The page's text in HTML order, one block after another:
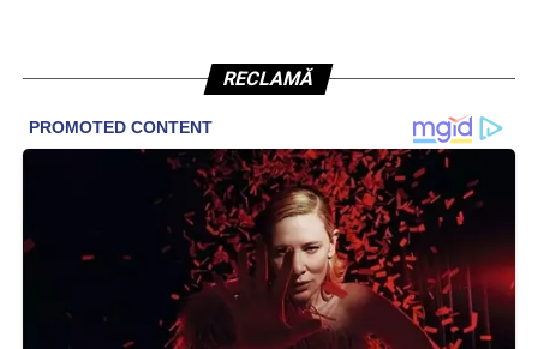
RECLAMĂ